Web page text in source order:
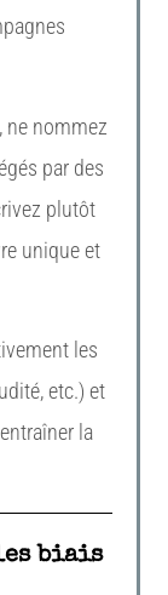
ne nommez
par des
plutôt
unique et
les
etc.) et
la
biais